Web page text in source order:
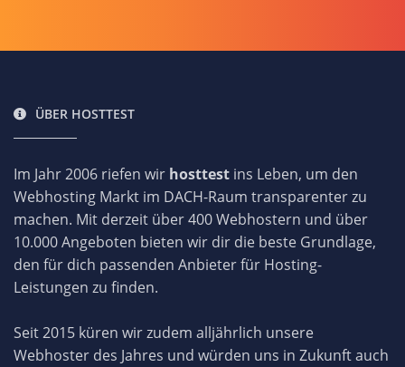
ÜBER HOSTTEST
Im Jahr 2006 riefen wir hosttest ins Leben, um den
Webhosting Markt im DACH-Raum transparenter zu
machen. Mit derzeit über 400 Webhostern und über
10.000 Angeboten bieten wir dir die beste Grundlage,
den für dich passenden Anbieter für Hosting-
Leistungen zu finden.
Seit 2015 küren wir zudem alljährlich unsere
Webhoster des Jahres und würden uns in Zukunft auch